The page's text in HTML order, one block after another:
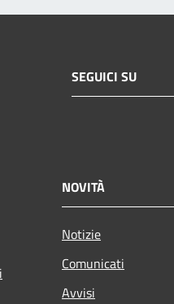
SEGUICI SU
NOVITÀ
Notizie
Comunicati
Avvisi